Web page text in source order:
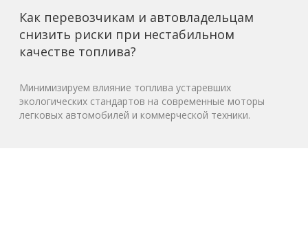
Как перевозчикам и автовладельцам
снизить риски при нестабильном
качестве топлива?
Минимизируем влияние топлива устаревших
экологических стандартов на современные моторы
легковых автомобилей и коммерческой техники.